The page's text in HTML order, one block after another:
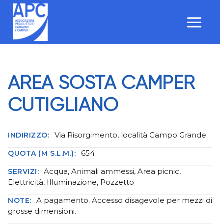
Salta
contenuto
AREA SOSTA CAMPER
CUTIGLIANO
INDIRIZZO: Via Risorgimento, località Campo Grande.
QUOTA (M S.L.M.): 654
SERVIZI: Acqua, Animali ammessi, Area picnic,
Elettricità, Illuminazione, Pozzetto
NOTE:
A pagamento. Accesso disagevole per mezzi di
grosse dimensioni.